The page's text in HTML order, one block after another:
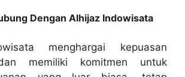
Dengan Alhijaz Indowisata
menghargai kepuasan
memiliki komitmen untuk